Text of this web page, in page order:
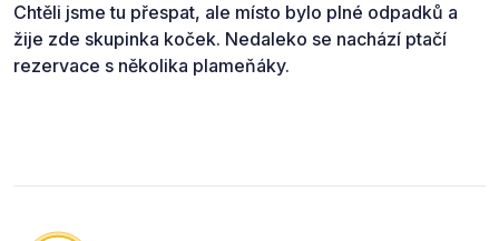
Chtěli jsme tu přespat, ale místo bylo plné odpadků a
žije zde skupinka koček. Nedaleko se nachází ptačí
rezervace s několika plameňáky.